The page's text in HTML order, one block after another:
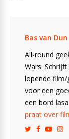
Bas van Dun
All-round
Wars.
lopende film/
voor een
een bord
praat over